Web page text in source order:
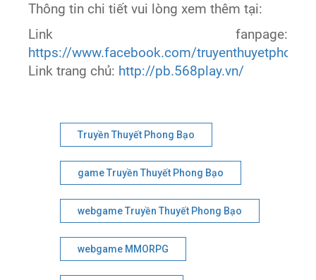
Thông tin chi tiết vui lòng xem thêm tại:
Link fanpage:
https://www.facebook.com/
Link trang chủ: http://pb.568play.vn/
Truyền Thuyết Phong Bạo
game Truyền Thuyết Phong Bạo
webgame Truyền Thuyết Phong Bạo
webgame MMORPG